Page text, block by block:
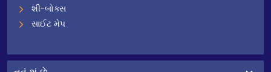
શી-બોક્સ
સાઈટ મેપ